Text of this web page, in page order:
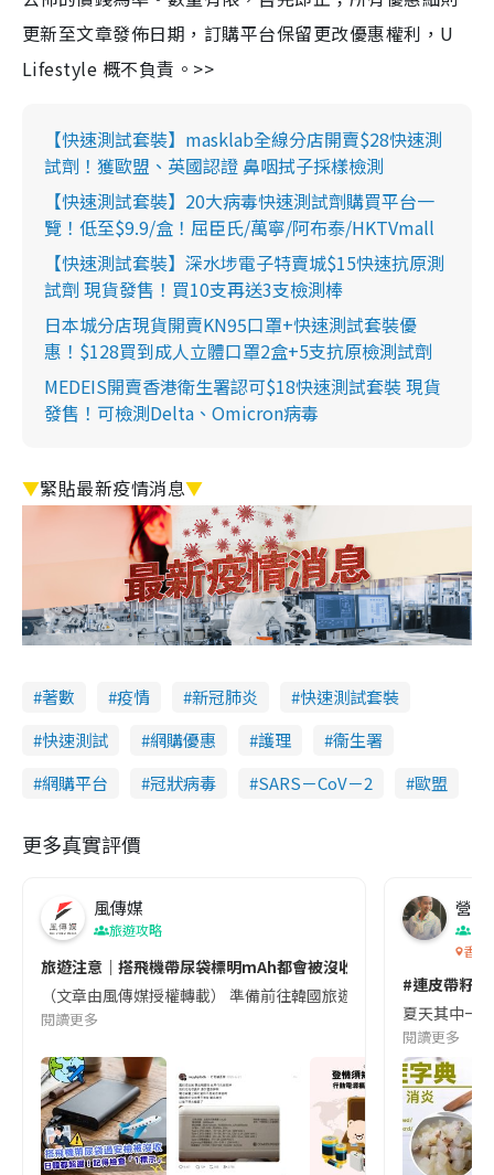
更新至文章發佈日期，訂購平台保留更改優惠權利，U
Lifestyle 概不負責。>>
【快速測試套裝】masklab全線分店開賣$28快速測
試劑！獲歐盟、英國認證 鼻咽拭子採樣檢測
【快速測試套裝】20大病毒快速測試劑購買平台一
覽！低至$9.9/盒！屈臣氏/萬寧/阿布泰/HKTVmall
【快速測試套裝】深水埗電子特賣城$15快速抗原測
試劑 現貨發售！買10支再送3支檢測棒
日本城分店現貨開賣KN95口罩+快速測試套裝優
惠！$128買到成人立體口罩2盒+5支抗原檢測試劑
MEDEIS開賣香港衛生署認可$18快速測試套裝 現貨
發售！可檢測Delta、Omicron病毒
▼緊貼最新疫情消息▼
著數 疫情 新冠肺炎
快速測試套裝
快速測試
網購優惠 護理
衞生署
網購平台
冠狀病毒 SARS－CoV－2 歐盟
更多真實評價
風傳媒
旅遊攻略
旅遊注意｜搭飛機帶尿袋標明mAh都會被沒收😱出發前切記檢查
（文章由風傳媒授權轉載） 準備前往韓國旅遊的民眾，近期要
閱讀更多
營養
香港
#連皮帶籽
夏天其中一
閱讀更多